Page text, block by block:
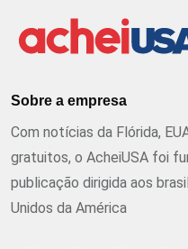
Sobre a empresa
Com notícias da Flórida,
gratuitos, o AcheiUSA foi
publicação dirigida aos
Unidos da América